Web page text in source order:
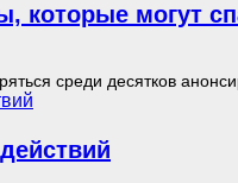
которые могут
среди десятков